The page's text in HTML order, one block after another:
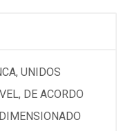
UNIDOS
DE ACORDO